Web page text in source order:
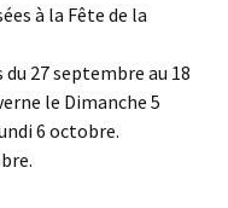
à la Fête de la
27 septembre au 18
le Dimanche 5
6 octobre.